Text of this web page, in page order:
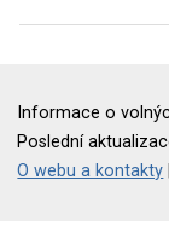
Informace o
Poslední
O webu a kontakty